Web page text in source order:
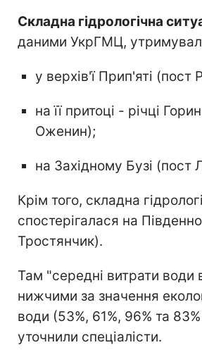
Складна гідрологічна
даними УкрГМЦ,
у верхів'ї Прип'яті (пост
на її притоці - річці
Оженин);
на Західному Бузі (пост
Крім того, складна
спостерігалася на
Тростянчик).
Там "середні витрати води
нижчими за значення
води (53%, 61%, 96% та
уточнили спеціалісти.